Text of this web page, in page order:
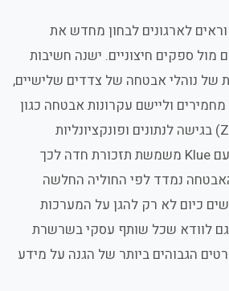
לארגונים לבחון מחדש את
ספקים חיצוניים. ישנה חשיבות
של נוהלי אבטחה של צדדים שלישיים,
וליישם עקרונות אבטחה כגון
'אמון אפס' (Zero Trust) בגישה לנתונים ופונקציונליות
חוץ-ארגונית. התקרית עם Klue משמשת תזכורת חדה לכך
נמדד לפי החוליה החלשה
כיום לא רק להגן על המערכות
לוודא שכל שותף עסקי בשרשרת
הגבוהים ביותר של הגנה על מידע